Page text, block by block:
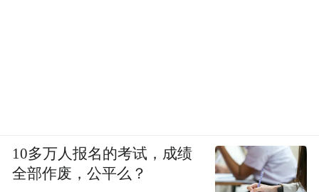
10多万人报名的考试，成绩
全部作废，公平么？